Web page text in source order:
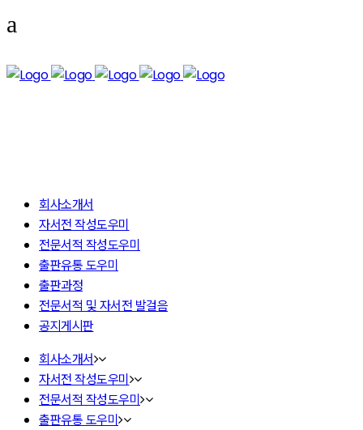
회사소개서
자서전 작성도우미
전문서적 작성도우미
출판유통 도우미
출판과정
전문서적 및 자서전 발걸음
공지게시판
회사소개서
자서전 작성도우미
전문서적 작성도우미
출판유통 도우미